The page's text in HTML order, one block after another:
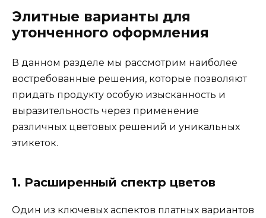
Элитные варианты для
утонченного оформления
В данном разделе мы рассмотрим наиболее
востребованные решения, которые позволяют
придать продукту особую изысканность и
выразительность через применение
различных цветовых решений и уникальных
этикеток.
1. Расширенный спектр цветов
Один из ключевых аспектов платных вариантов